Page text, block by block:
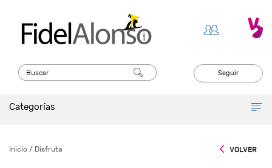
Seguir
Categorías
Inicio / Disfruta VOLVER